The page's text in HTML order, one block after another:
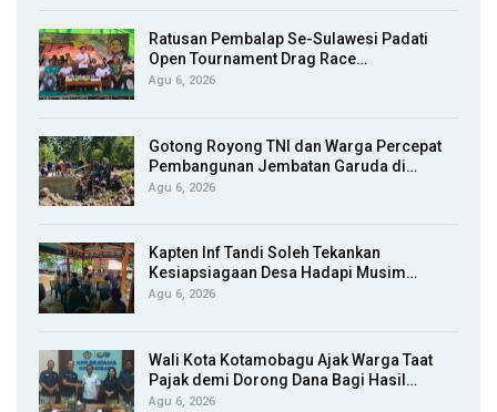
Ratusan Pembalap Se-Sulawesi Padati
Open Tournament Drag Race…
Agu 6, 2026
Gotong Royong TNI dan Warga Percepat
Pembangunan Jembatan Garuda di…
Agu 6, 2026
Kapten Inf Tandi Soleh Tekankan
Kesiapsiagaan Desa Hadapi Musim…
Agu 6, 2026
Wali Kota Kotamobagu Ajak Warga Taat
Pajak demi Dorong Dana Bagi Hasil…
Agu 6, 2026